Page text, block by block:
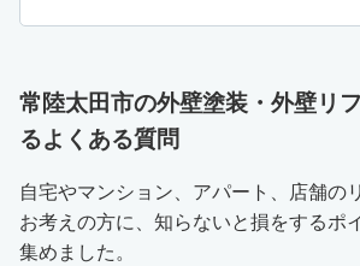
常陸太田市の外壁塗装・外壁リ
るよくある質問
自宅やマンション、アパート、店舗の
お考えの方に、知らないと損をするポ
集めました。